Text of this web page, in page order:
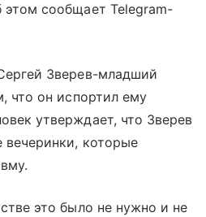
сообщает Telegram-
Зверев-младший
что он испортил ему
утверждает, что Зверев
вечеринки, которые
это было не нужно и не